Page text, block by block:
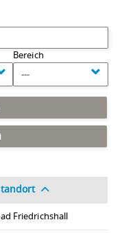
Bereich
---
Friedrichshall